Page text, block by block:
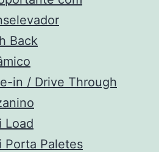
Back
in / Drive Through
Load
Porta Paletes